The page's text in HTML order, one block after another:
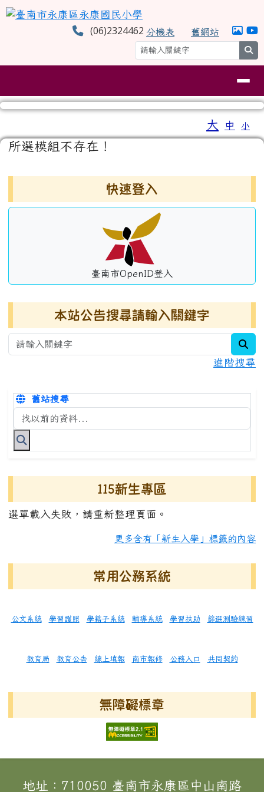
跳至主內容區
臺南市永康區永康國民小學
(06)2324462 分機表 舊網站
⏸
大 中 小
主內容區域
所選模組不存在！
快速登入
臺南市OpenID登入
本站公告搜尋請輸入關鍵字
進階搜尋
舊站搜尋
搜尋台南市永康國小全球資訊網關鍵字
115新生專區
選單載入失敗，請重新整理頁面。
更多含有「新生入學」標籤的內容
常用公務系統
公文系統 學習護照 學籍子系統 輔導系統 學習扶助 篩選測驗練習
教育局 教育公告 線上填報 南市報修 公務入口 共同契約
無障礙標章
頁尾區域
頁尾區域內容
地址：710050 臺南市永康區中山南路